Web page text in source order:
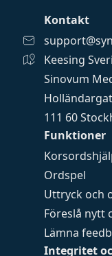
Funktioner
Ordspel
Uttryck och
Föreslå nytt
Lämna
Integritet
Kontakt
Keesing
Sinovum
111 60